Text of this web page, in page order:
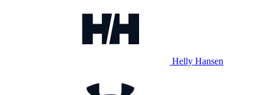
Helly Hansen